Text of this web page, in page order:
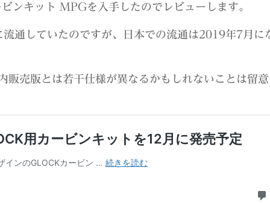
キット MPGを入手したのでレビューします。
通していたのですが、日本での流通は2019年7月に
販売版とは若干仕様が異なるかもしれないことは留